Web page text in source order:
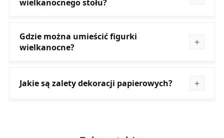
wielkanocnego stołu?
Gdzie można umieścić figurki
wielkanocne?
Jakie są zalety dekoracji papierowych?